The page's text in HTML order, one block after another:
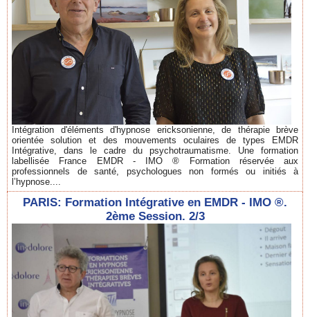
Intégration d'éléments d'hypnose ericksonienne, de thérapie brève
orientée solution et des mouvements oculaires de types EMDR
Intégrative, dans le cadre du psychotraumatisme. Une formation
labellisée France EMDR - IMO ® Formation réservée aux
professionnels de santé, psychologues non formés ou initiés à
l’hypnose....
PARIS: Formation Intégrative en EMDR - IMO ®.
2ème Session. 2/3